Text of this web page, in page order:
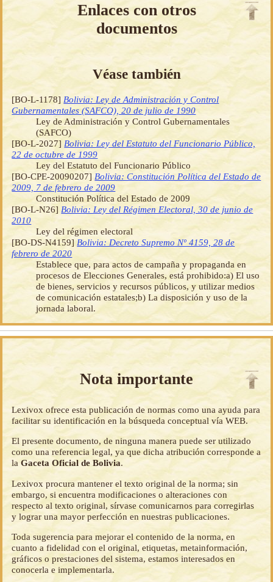
Enlaces con otros
documentos
Véase también
[BO-L-1178] Bolivia: Ley de Administración y Control
Gubernamentales (SAFCO), 20 de julio de 1990
Ley de Administración y Control Gubernamentales
(SAFCO)
[BO-L-2027] Bolivia: Ley del Estatuto del Funcionario Público,
22 de octubre de 1999
Ley del Estatuto del Funcionario Público
[BO-CPE-20090207] Bolivia: Constitución Política del Estado de
2009, 7 de febrero de 2009
Constitución Política del Estado de 2009
[BO-L-N26] Bolivia: Ley del Régimen Electoral, 30 de junio de
2010
Ley del régimen electoral
[BO-DS-N4159]Bolivia: Decreto Supremo Nº 4159, 28 de
febrero de 2020
Establece que, para actos de campaña y propaganda en
procesos de Elecciones Generales, está prohibido:a) El uso
de bienes, servicios y recursos públicos, y utilizar medios
de comunicación estatales;b) La disposición y uso de la
jornada laboral.
Nota importante
Lexivox ofrece esta publicación de normas como una ayuda para
facilitar su identificación en la búsqueda conceptual vía WEB.
El presente documento, de ninguna manera puede ser utilizado
como una referencia legal, ya que dicha atribución corresponde a
laGaceta Oficial de Bolivia.
Lexivox procura mantener el texto original de la norma; sin
embargo, si encuentra modificaciones o alteraciones con
respecto al texto original, sírvase comunicarnos para corregirlas
y lograr una mayor perfección en nuestras publicaciones.
Toda sugerencia para mejorar el contenido de la norma, en
cuanto a fidelidad con el original, etiquetas, metainformación,
gráficos o prestaciones del sistema, estamos interesados en
conocerla e implementarla.